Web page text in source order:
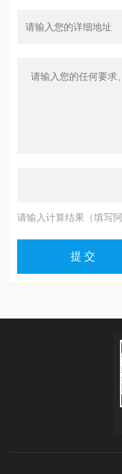
请输入计算结果（填写